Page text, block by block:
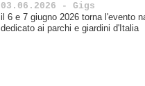
03.06.2026 - Gigs
il 6 e 7 giugno 2026 torna l'evento
dedicato ai parchi e giardini d'Italia